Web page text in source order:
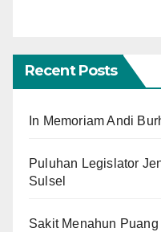
Recent Posts
In Memoriam Andi
Puluhan Legislator
Sulsel
Sakit Menahun